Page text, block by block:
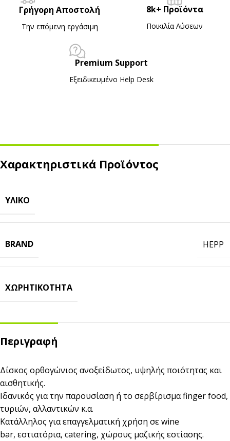
Γρήγορη Αποστολή
Την επόμενη εργάσιμη
8k+ Προϊόντα
Ποικιλία Λύσεων
Premium Support
Εξειδικευμένο Ηelp Desk
Χαρακτηριστικά Προϊόντος
ΥΛΙΚΌ
BRAND HEPP
ΧΩΡΗΤΙΚΌΤΗΤΑ
Περιγραφή
Δίσκος ορθογώνιος ανοξείδωτος, υψηλής ποιότητας και
αισθητικής.
Ιδανικός για την παρουσίαση ή το σερβίρισμα finger food,
τυριών, αλλαντικών κ.α.
Κατάλληλος για επαγγελματική χρήση σε wine
bar, εστιατόρια, catering, χώρους μαζικής εστίασης.